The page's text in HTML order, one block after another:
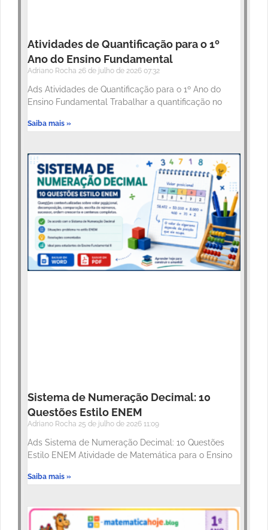
Atividades de Quantificação para o 1º
Ano do Ensino Fundamental
Adriano Rocha 26 de julho de 2026 07:32
Ads Atividades de Quantificação para o 1º Ano do
Ensino Fundamental Trabalhar a quantificação no
Saiba mais »
Sistema de Numeração Decimal: 10
Questões Estilo ENEM
Adriano Rocha 25 de julho de 2026 11:09
Ads Sistema de Numeração Decimal: 10 Questões
Estilo ENEM Atividade de Matemática para o Ensino
Saiba mais »